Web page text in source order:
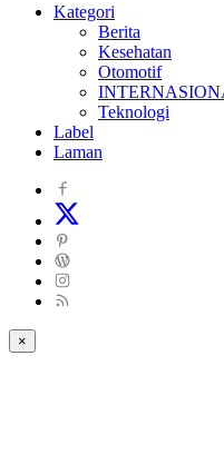
Kategori
Berita
Kesehatan
Otomotif
Teknologi
Label
Laman
×